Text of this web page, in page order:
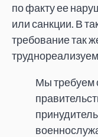
по факту ее
или санкции. В
требование так
Мы требуем